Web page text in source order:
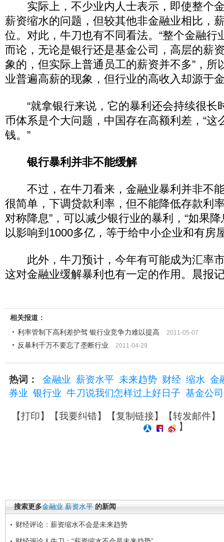
实际上，不少业内人士表示，即使整个
薪资缩水的问题，但较其他非金融业相比，
位。对此，牛刀也有不同看法。“整个金融行
而论，无论是银行还是基金公司，高层的薪
象的，但实际上普通员工的薪资并不多”，所
业普遍高薪的现象，但行业的高收入却源于
“就拿银行来说，它的暴利还会持续很长
币体系是个大问题，中国存在高额利差，“这
钱。”
银行暴利并非不能缓解
不过，在牛刀看来，金融业暴利并非不能
很简单，下调贷款利率，但不能降低存款利
对称降息”，可以减少银行业的暴利，“如果
以影响到1000多亿，等于给中小企业和有房
此外，牛刀预计，今年有可能成为汇率
这对金融业缓解暴利也有一定的作用。晨报
相关报道：
利率管制下高利差护驾 银行业竞争力难以提高
2011-05-07
反暴利千万不要忘了垄断行业 2011-04-29
热词： 金融业 薪资水平 未来趋势 财经 缩水 金
券业 银行业 牛刀说我们怎样过上好日子 基金公司
【打印】【我要纠错】【复制链接】【转发邮件】
】
搜索更多金融业 薪资水平 的新闻
财经评论：薪资缩水不会是未来趋势